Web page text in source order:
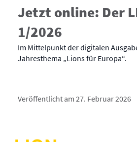
Jetzt online: Der
1/2026
Im Mittelpunkt der digitalen
Jahresthema „Lions für Europa“.
Veröffentlicht am 27. Februar 2026